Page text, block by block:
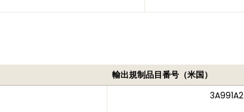
輸出規制品目番号（米国）
3A991A2